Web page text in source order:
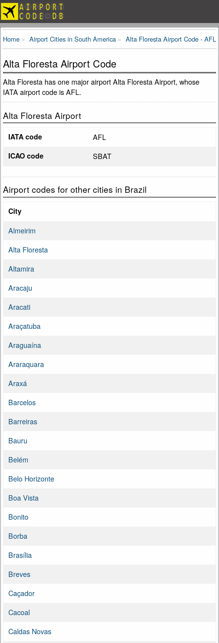
Home Airport Cities in South America Alta Floresta Airport Code - AFL
Alta Floresta Airport Code
Alta Floresta has one major airport Alta Floresta Airport, whose
IATA airport code is AFL.
Alta Floresta Airport
IATA code AFL
ICAO code SBAT
Airport codes for other cities in Brazil
City
Almeirim
Alta Floresta
Altamira
Aracaju
Aracati
Araçatuba
Araguaína
Araraquara
Araxá
Barcelos
Barreiras
Bauru
Belém
Belo Horizonte
Boa Vista
Bonito
Borba
Brasília
Breves
Caçador
Cacoal
Caldas Novas